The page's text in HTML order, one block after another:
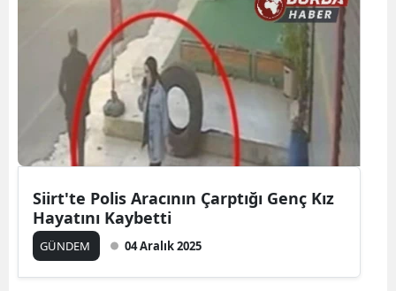
Siirt'te Polis Aracının Çarptığı Genç Kız
Hayatını Kaybetti
GÜNDEM 04 Aralık 2025